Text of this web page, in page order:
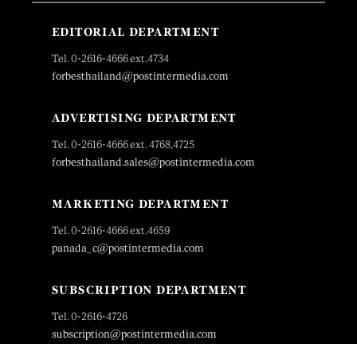
EDITORIAL DEPARTMENT
Tel. 0-2616-4666 ext.4734
forbesthailand@postintermedia.com
ADVERTISING DEPARTMENT
Tel. 0-2616-4666 ext. 4768,4725
forbesthailand.sales@postintermedia.com
MARKETING DEPARTMENT
Tel. 0-2616-4666 ext.4659
panada_c@postintermedia.com
SUBSCRIPTION DEPARTMENT
Tel. 0-2616-4726
subscription@postintermedia.com